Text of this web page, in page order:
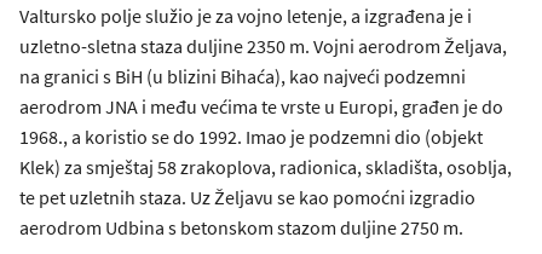
Valtursko polje služio je za vojno letenje, a izgrađena je i
uzletno-sletna staza duljine 2350 m. Vojni aerodrom Željava,
na granici s BiH (u blizini Bihaća), kao najveći podzemni
aerodrom JNA i među većima te vrste u Europi, građen je do
1968., a koristio se do 1992. Imao je podzemni dio (objekt
Klek) za smještaj 58 zrakoplova, radionica, skladišta, osoblja,
te pet uzletnih staza. Uz Željavu se kao pomoćni izgradio
aerodrom Udbina s betonskom stazom duljine 2750 m.